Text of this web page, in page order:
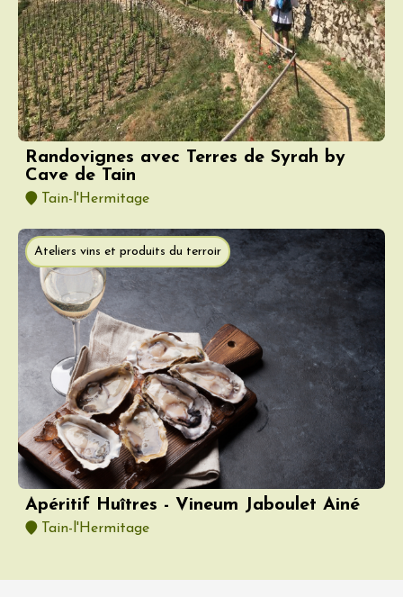
Randovignes avec Terres de Syrah by
Cave de Tain
Tain-l'Hermitage
Ateliers vins et produits du terroir
Apéritif Huîtres - Vineum Jaboulet Ainé
Tain-l'Hermitage